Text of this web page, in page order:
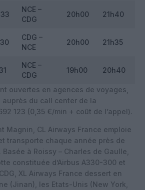
NCE –
CDG
20h00 21h40
CDG –
NCE
20h00 21h35
NCE –
CDG
19h00 20h40
ouvertes en agences de voyages,
auprès du call center de la
123 (0,35 €/min + coût de l’appel).
Magnin, CL Airways France emploie
transporte chaque année près de
à Roissy – Charles de Gaulle,
constituée d’Airbus A330-300 et
XL Airways France dessert en
(Jinan), les Etats-Unis (New York,